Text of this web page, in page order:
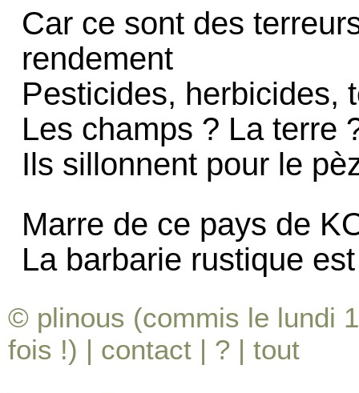
Car ce sont des
rendement
Pesticides, herbicides,
Les champs ? La terre
Ils sillonnent pour le
Marre de ce pays de
La barbarie rustique
© plinous (commis le lundi
fois !) | contact | ? | tout